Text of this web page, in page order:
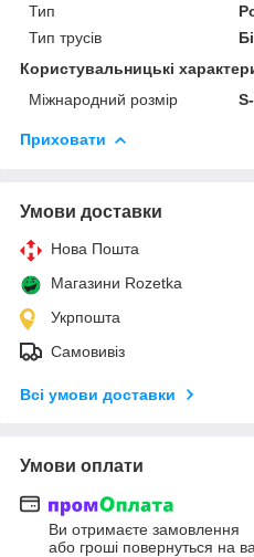
Тип
Тип трусів
Користувальницькі
Міжнародний розмір
Приховати
Умови доставки
Нова Пошта
Магазини Rozetka
Укрпошта
Самовивіз
Всі умови доставки
Умови оплати
Ви отримаєте замовлення
або гроші повернуться на